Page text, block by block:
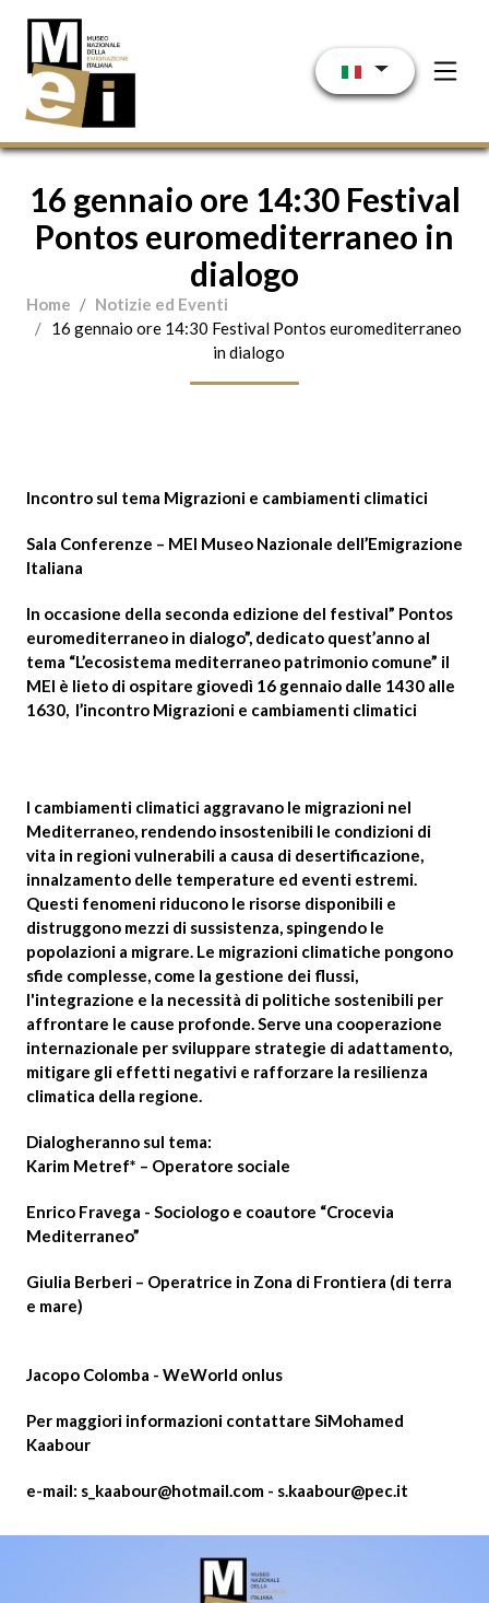
16 gennaio ore 14:30 Festival
Pontos euromediterraneo in
dialogo
Home
Notizie ed Eventi
16 gennaio ore 14:30 Festival Pontos euromediterraneo
in dialogo
Incontro sul tema Migrazioni e cambiamenti climatici
Sala Conferenze – MEI Museo Nazionale dell’Emigrazione
Italiana
In occasione della seconda edizione del festival” Pontos
euromediterraneo in dialogo”, dedicato quest’anno al
tema “L’ecosistema mediterraneo patrimonio comune” il
MEI è lieto di ospitare giovedì 16 gennaio dalle 1430 alle
1630, l’incontro Migrazioni e cambiamenti climatici
I cambiamenti climatici aggravano le migrazioni nel
Mediterraneo, rendendo insostenibili le condizioni di
vita in regioni vulnerabili a causa di desertificazione,
innalzamento delle temperature ed eventi estremi.
Questi fenomeni riducono le risorse disponibili e
distruggono mezzi di sussistenza, spingendo le
popolazioni a migrare. Le migrazioni climatiche pongono
sfide complesse, come la gestione dei flussi,
l'integrazione e la necessità di politiche sostenibili per
affrontare le cause profonde. Serve una cooperazione
internazionale per sviluppare strategie di adattamento,
mitigare gli effetti negativi e rafforzare la resilienza
climatica della regione.
Dialogheranno sul tema:
Karim Metref* – Operatore sociale
Enrico Fravega - Sociologo e coautore “Crocevia
Mediterraneo”
Giulia Berberi – Operatrice in Zona di Frontiera (di terra
e mare)
финансам, и теперь получить нужную сумму
можно буквально в несколько кликов. Вместо
личного визита в банк и подписания бумаг
онлайн на карту , не вставая с дивана. Это
решение особенно актуально в условиях, когда
важно сэкономить время и действовать без
лишнего стресса. Сервисы работают
Jacopo Colomba - WeWorld onlus
Per maggiori informazioni contattare SiMohamed
Kaabour
e-mail: s_kaabour@hotmail.com - s.kaabour@pec.it